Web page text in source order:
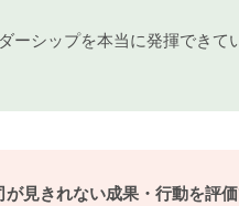
ーシップを本当に発揮でき
が見きれない成果・行動を評